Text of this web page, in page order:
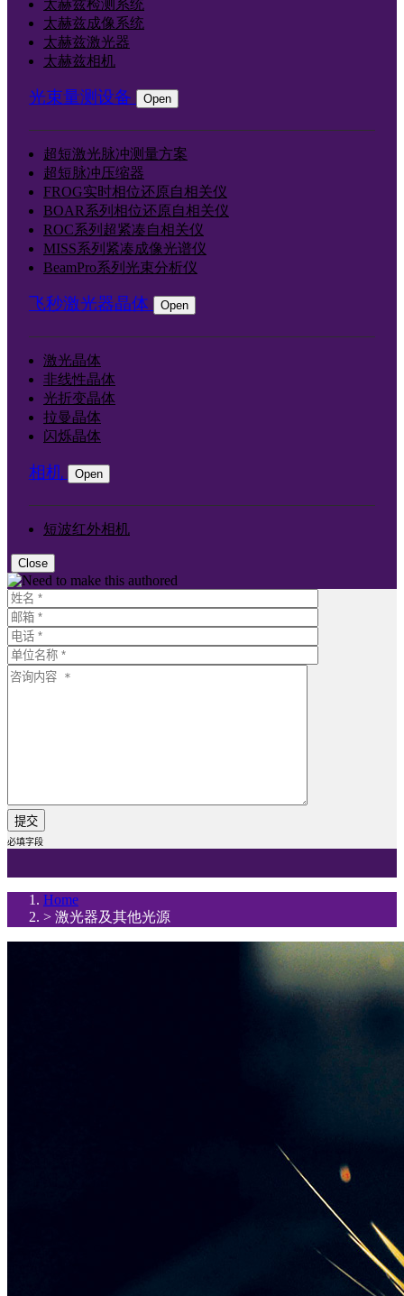
太赫兹检测系统
太赫兹成像系统
太赫兹激光器
太赫兹相机
光束量测设备 Open
超短激光脉冲测量方案
超短脉冲压缩器
FROG实时相位还原自相关仪
BOAR系列相位还原自相关仪
ROC系列超紧凑自相关仪
MISS系列紧凑成像光谱仪
BeamPro系列光束分析仪
飞秒激光器晶体 Open
激光晶体
非线性晶体
光折变晶体
拉曼晶体
闪烁晶体
相机 Open
短波红外相机
Close
必填字段
Home
> 激光器及其他光源